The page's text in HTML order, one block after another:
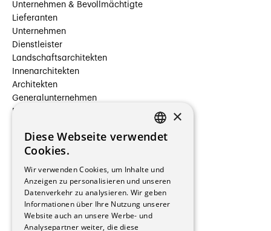
Unternehmen & Bevollmächtigte
Lieferanten
Unternehmen
Dienstleister
Landschaftsarchitekten
Innenarchitekten
Architekten
Generalunternehmen
Beauftragte Unternehmen
Hersteller/Lieferanten
Bauherrschaften
Immobilienverwaltungsgesellschaften
Stockwerkeigentum
Reportagen
Wohnungen
Renovierungen
FRENCH
×
Diese Webseite verwendet
Cookies.
Wir verwenden Cookies, um Inhalte und
Anzeigen zu personalisieren und unseren
Datenverkehr zu analysieren. Wir geben
Informationen über Ihre Nutzung unserer
Website auch an unsere Werbe- und
Analysepartner weiter, die diese